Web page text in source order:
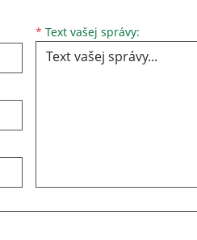
* Text vašej správy: Text